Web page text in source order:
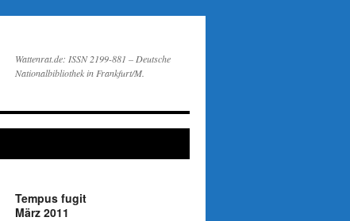
Wattenrat.de: ISSN 2199-881 – Deutsche
Nationalbibliothek in Frankfurt/M.
Tempus fugit
März 2011